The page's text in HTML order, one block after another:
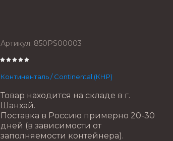
Артикул: 850PS00003
Континенталь / Continental (КНР)
Товар находится на складе в г.
Шанхай.
Поставка в Россию примерно 20-30
дней (в зависимости от
заполняемости контейнера).